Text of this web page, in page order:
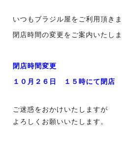
いつもブラジル屋をご利用頂き
閉店時間の変更をご案内いたしま
閉店時間変更
１０月２６日 １５時にて閉店
ご迷惑をおかけいたしますが
よろしくお願いいたします。